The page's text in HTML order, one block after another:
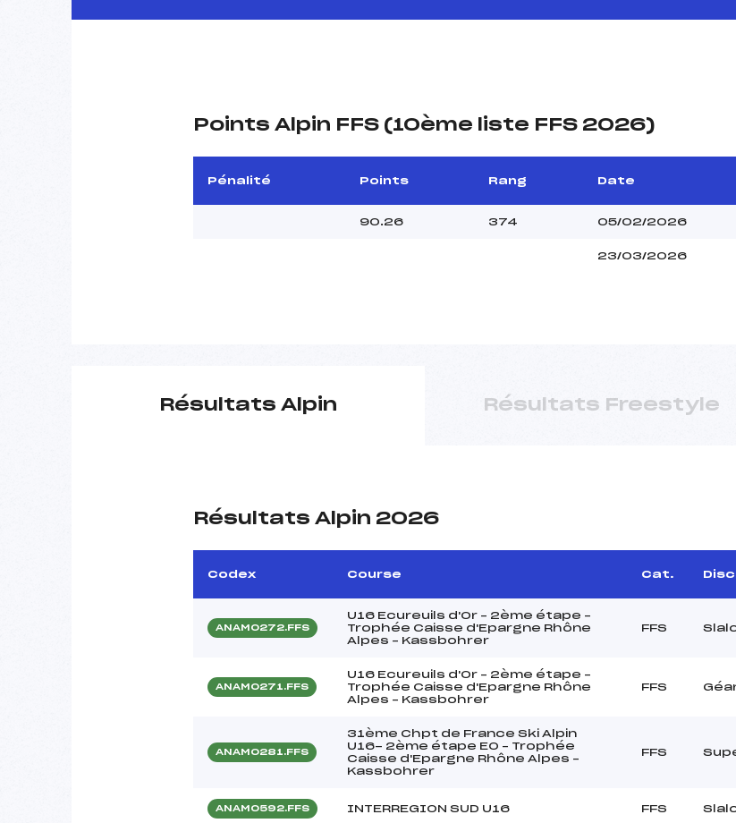
Points Alpin FFS (10ème liste FFS 2026)
Pénalité Points Rang Date
90.26 374 05/02/2026
23/03/2026
Résultats Alpin Résultats Freestyle
Résultats Alpin 2026
Codex Course Cat.
ANAM0272.FFS
U16 Ecureuils d'Or – 2ème étape –
Trophée Caisse d'Epargne Rhône
Alpes – Kassbohrer
FFS
ANAM0271.FFS
U16 Ecureuils d'Or – 2ème étape –
Trophée Caisse d'Epargne Rhône
Alpes – Kassbohrer
FFS
ANAM0281.FFS
31ème Chpt de France Ski Alpin
U16- 2ème étape EO – Trophée
Caisse d'Epargne Rhône Alpes –
Kassbohrer
FFS
ANAM0592.FFS INTERREGION SUD U16 FFS